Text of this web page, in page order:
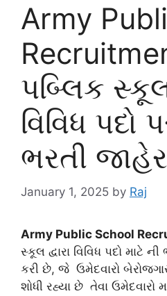
Army
પબ્લિક સ્કૂલ
વિવિધ પદો
ભરતી જાહેર
January 1, 2025 by Raj
Army Public School
સ્કૂલ દ્વારા વિવિધ પદો માટે
કરી છે, જે ઉમેદવારો
શોધી રહ્યા છે તેવા